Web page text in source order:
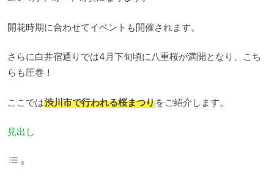
開花時期に合わせてイベントも開催されます。
さらに白井宿通りでは4月下旬頃に八重桜が満開となり、こち
らも圧巻！
ここでは渋川市で行われる桜まつりをご紹介します。
見出し